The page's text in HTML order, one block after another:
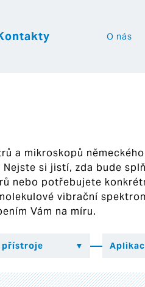
O nás
a mikroskopů
si jistí, zda bude
nebo potřebujete
vibrační
Vám na míru.